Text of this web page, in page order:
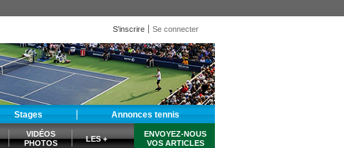
S'inscrire Se connecter
Stages Annonces tennis
VIDÉOS
PHOTOS
LES +
ENVOYEZ-NOUS
VOS ARTICLES